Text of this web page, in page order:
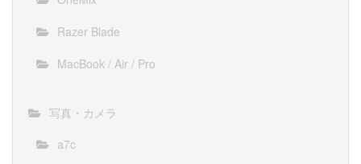
Razer Blade
MacBook / Air / Pro
写真・カメラ
a7c